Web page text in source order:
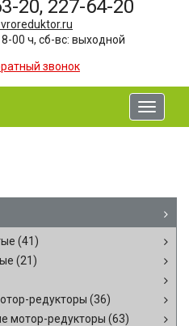
20, 227-64-20
00 ч, сб-вс: выходной
звонок
Toggle
(41)
(21)
редукторы (36)
мотор-редукторы (63)